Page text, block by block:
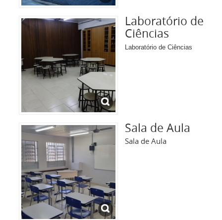
Laboratório de
Ciências
Laboratório de Ciências
Sala de Aula
Sala de Aula